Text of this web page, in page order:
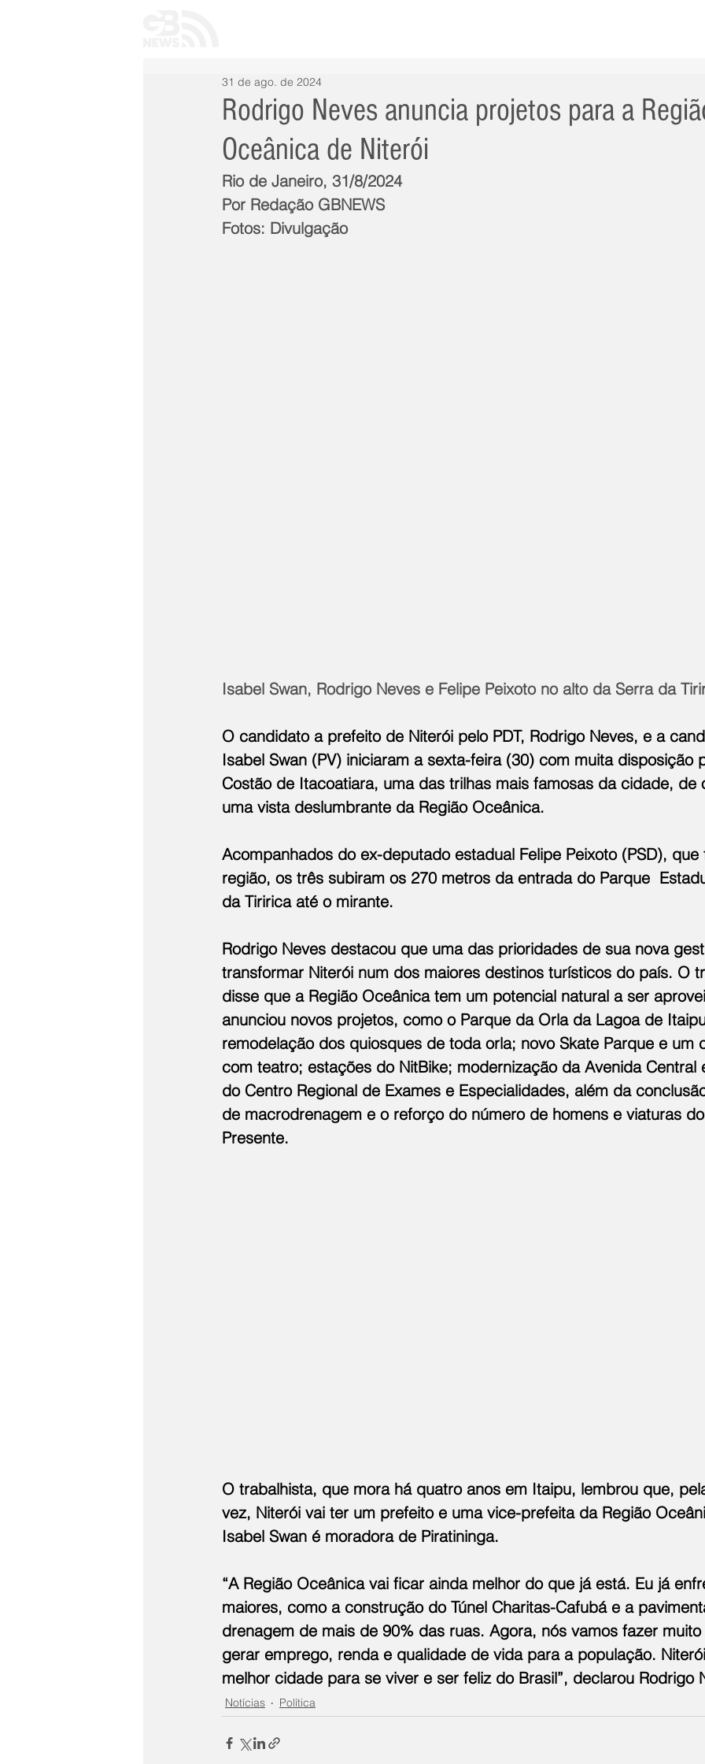
Rodrigo Neves anuncia projetos para a
Oceânica de Niterói
31 de ago. de 2024
Rio de Janeiro, 31/8/2024
Por Redação GBNEWS
Fotos: Divulgação
Isabel Swan, Rodrigo Neves e Felipe Peixoto no alto da Serra da
O candidato a prefeito de Niterói pelo PDT, Rodrigo Neves, e a
Isabel Swan (PV) iniciaram a sexta-feira (30) com muita disposição
Costão de Itacoatiara, uma das trilhas mais famosas da cidade,
uma vista deslumbrante da Região Oceânica.
Acompanhados do ex-deputado estadual Felipe Peixoto (PSD),
região, os três subiram os 270 metros da entrada do Parque
da Tiririca até o mirante.
Rodrigo Neves destacou que uma das prioridades de sua nova
transformar Niterói num dos maiores destinos turísticos do país. O
disse que a Região Oceânica tem um potencial natural a ser
anunciou novos projetos, como o Parque da Orla da Lagoa de
remodelação dos quiosques de toda orla; novo Skate Parque e um
com teatro; estações do NitBike; modernização da Avenida
do Centro Regional de Exames e Especialidades, além da
de macrodrenagem e o reforço do número de homens e viaturas
Presente.
O trabalhista, que mora há quatro anos em Itaipu, lembrou que,
vez, Niterói vai ter um prefeito e uma vice-prefeita da Região
Isabel Swan é moradora de Piratininga.
“A Região Oceânica vai ficar ainda melhor do que já está. Eu já
maiores, como a construção do Túnel Charitas-Cafubá e a
drenagem de mais de 90% das ruas. Agora, nós vamos fazer
gerar emprego, renda e qualidade de vida para a população.
melhor cidade para se viver e ser feliz do Brasil”, declarou Rodrigo
Notícias Política